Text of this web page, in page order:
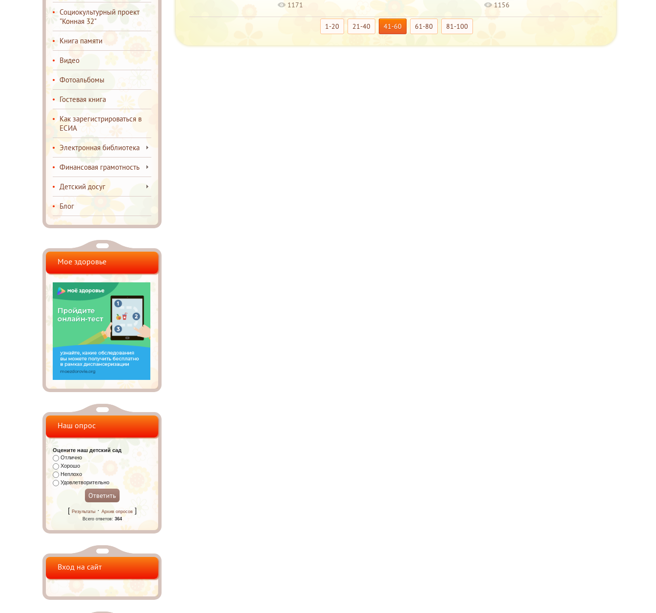
1171 1156
1-20 21-40 41-60 61-80 81-100
Социокультурный проект
"Конная 32"
Книга памяти
Видео
Фотоальбомы
Гостевая книга
Как зарегистрироваться в
ЕСИА
Электронная библиотека
Финансовая грамотность
Детский досуг
Блог
Мое здоровье
Наш опрос
Оцените наш детский сад
Отлично
Хорошо
Неплохо
Удовлетворительно
[ Результаты· Архив опросов]
Всего ответов: 364
Вход на сайт